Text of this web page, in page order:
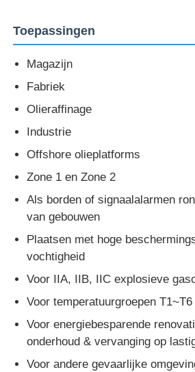
Toepassingen
Magazijn
Fabriek
Olieraffinage
Industrie
Offshore olieplatforms
Zone 1 en Zone 2
Als borden of signaalalarmen
van gebouwen
Plaatsen met hoge
vochtigheid
Voor IIA, IIB, IIC explosieve
Voor temperatuurgroepen T1~T6
Voor energiebesparende
onderhoud & vervanging op
Voor andere gevaarlijke